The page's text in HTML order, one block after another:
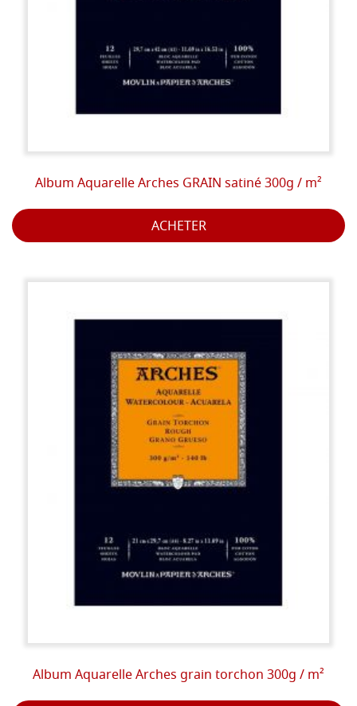
Album Aquarelle Arches GRAIN satiné 300g / m²
ACHETER
Album Aquarelle Arches grain torchon 300g / m²